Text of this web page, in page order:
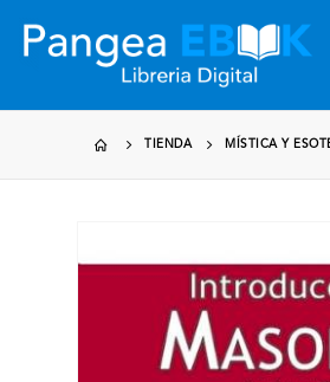
TIENDA MÍSTICA Y